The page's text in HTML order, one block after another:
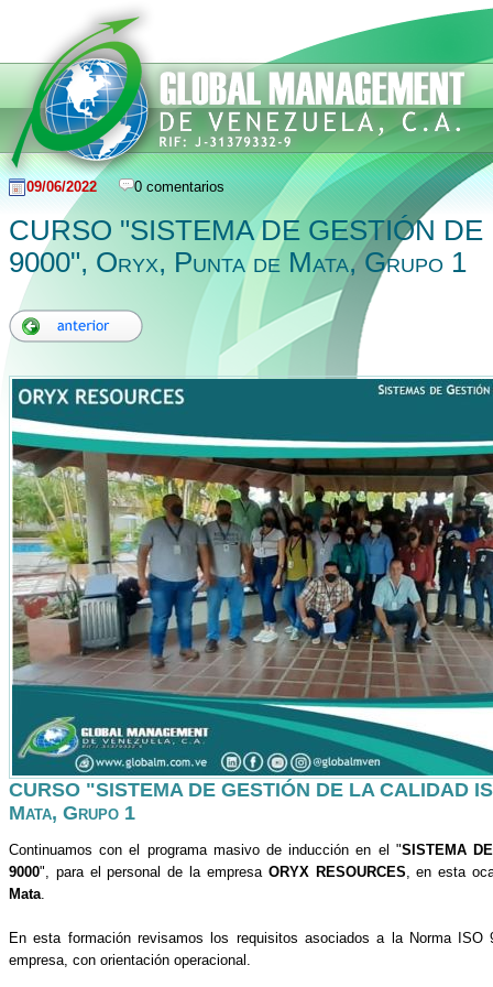
09/06/2022 0 comentarios
CURSO "SISTEMA DE GESTIÓN DE
9000", Oryx, Punta de Mata, Grupo 1
CURSO "SISTEMA DE GESTIÓN DE LA CALIDAD
Mata, Grupo 1
Continuamos con el programa masivo de inducción en el "SISTEMA
9000", para el personal de la empresa ORYX RESOURCES , en esta
Mata
En esta formación revisamos los requisitos asociados a la Norma ISO
empresa, con orientación operacional.